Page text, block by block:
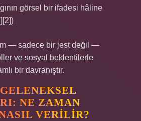
görsel bir ifadesi hâline
— sadece bir jest değil —
ve sosyal beklentilerle
bir davranıştır.
NE ZAMAN
VERILIR?